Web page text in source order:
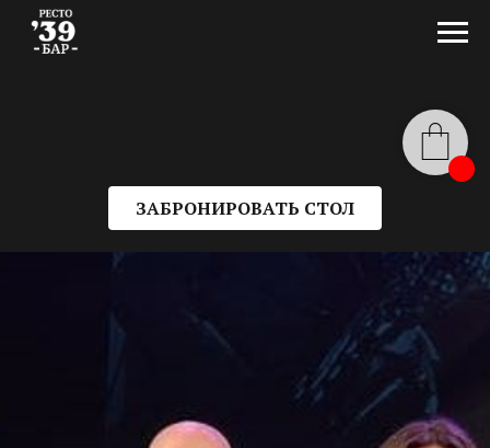
ЗАБРОНИРОВАТЬ СТОЛ